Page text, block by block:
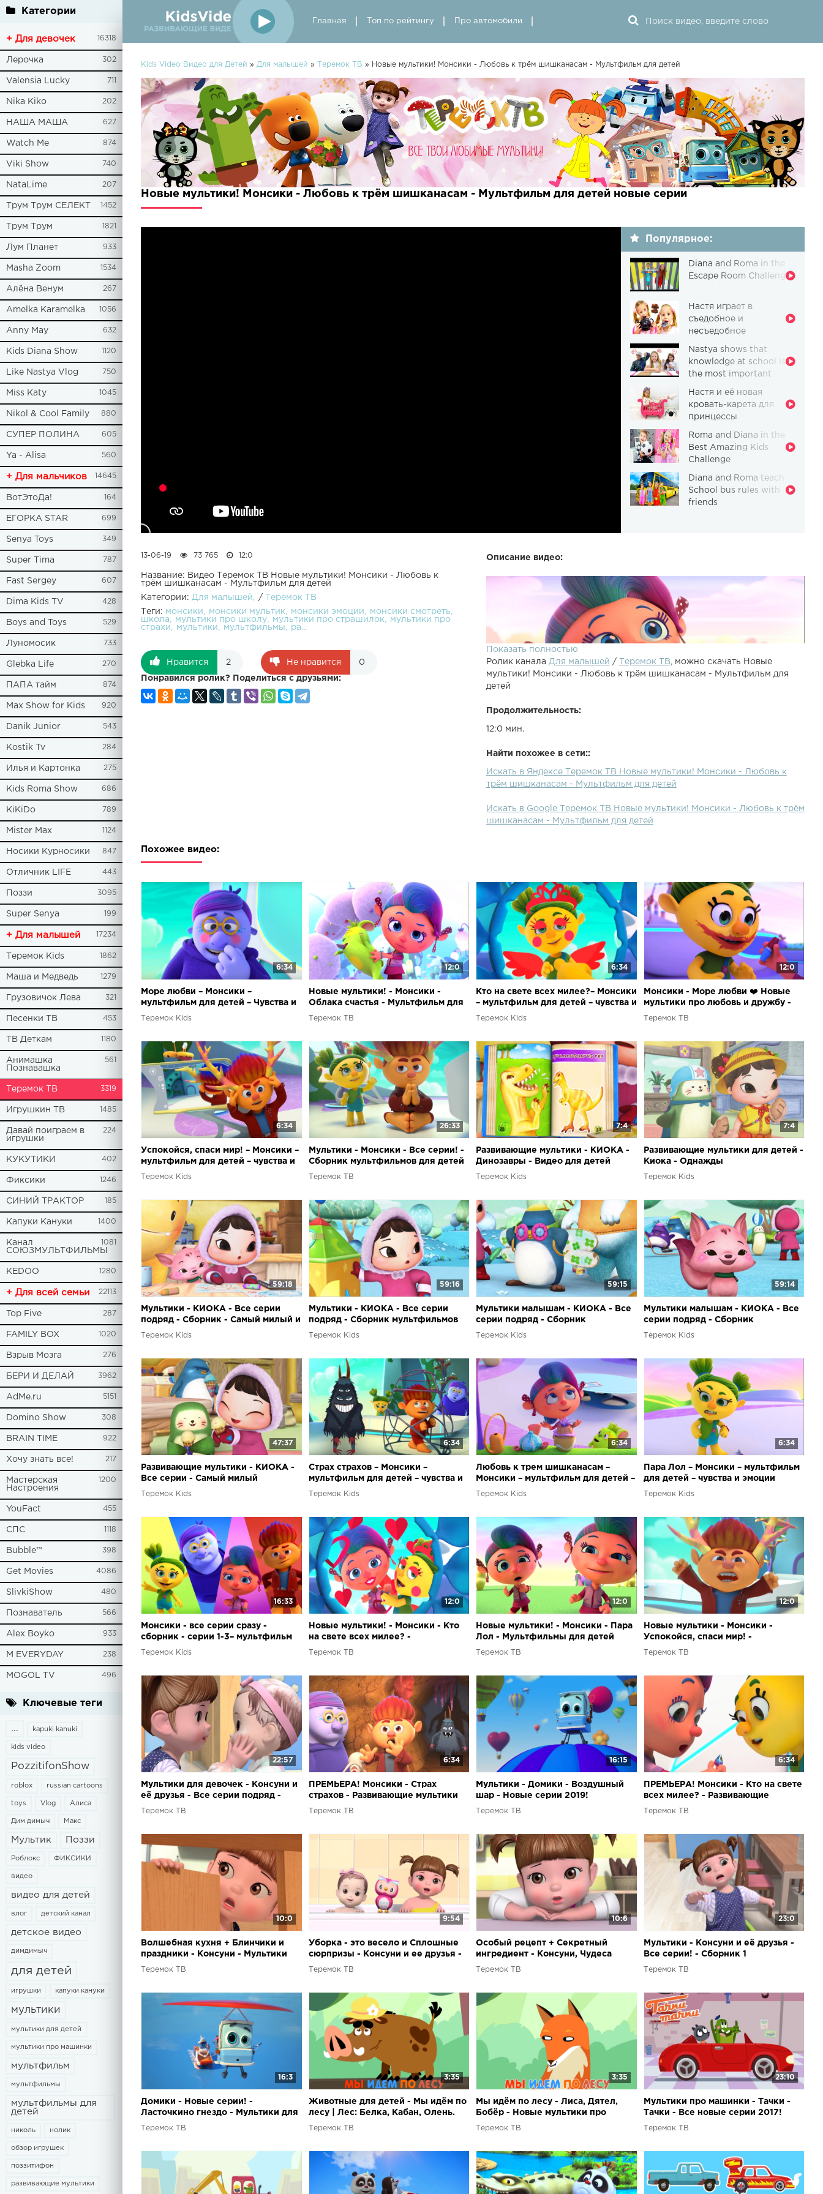
Категории
+ Для девочек 16318
Лерочка 302
Valensia Lucky 711
Nika Kiko 202
НАША МАША 627
Watch Me 874
Viki Show 740
NataLime 207
Трум Трум СЕЛЕКТ 1452
Трум Трум 1821
Лум Планет 933
Masha Zoom 1534
Алёна Венум 267
Amelka Karamelka 1056
Anny May 632
Kids Diana Show 1120
Like Nastya Vlog 750
Miss Katy 1045
Nikol & Cool Family 880
СУПЕР ПОЛИНА 605
Ya - Alisa 560
+ Для мальчиков 14645
ВотЭтоДа! 164
ЕГОРКА STAR 699
Senya Toys 349
Super Tima 787
Fast Sergey 607
Dima Kids TV 428
Boys and Toys 529
Луномосик 733
Glebka Life 270
ПАПА тайм 874
Max Show for Kids 920
Danik Junior 543
Kostik Tv 284
Илья и Картонка 275
Kids Roma Show 686
KiKiDo 789
Mister Max 1124
Носики Курносики 847
Отличник LIFE 443
Поззи 3095
Super Senya 199
+ Для малышей 17234
Теремок Kids 1862
Маша и Медведь 1279
Грузовичок Лева 321
Песенки ТВ 453
ТВ Деткам 1180
Анимашка
Познавашка
561
Теремок ТВ 3319
Игрушкин ТВ 1485
Давай поиграем в
игрушки
224
КУКУТИКИ 402
Фиксики 1246
СИНИЙ ТРАКТОР 185
Капуки Кануки 1400
Канал
СОЮЗМУЛЬТФИЛЬМЫ
1081
KEDOO 1280
+ Для всей семьи 22113
Top Five 287
FAMILY BOX 1020
Взрыв Мозга 276
БЕРИ И ДЕЛАЙ 3962
AdMe.ru 5151
Domino Show 308
BRAIN TIME 922
Хочу знать все! 217
Мастерская
Настроения
1200
YouFact 455
СПС 1118
Bubble™ 398
Get Movies 4086
SlivkiShow 480
Познаватель 566
Alex Boyko 933
M EVERYDAY 238
MOGOL TV 496
Ключевые теги
... kapuki kanuki
kids video
PozzitifonShow
roblox russian cartoons
toys Vlog Алиса
Дим димыч Макс
Мультик Поззи
Роблокс ФИКСИКИ
видео
видео для детей
влог детский канал
детское видео
димдимыч
для детей
игрушки капуки кануки
мультики
мультики для детей
мультики про машинки
мультфильм
мультфильмы
мультфильмы для
детей
николь нолик
обзор игрушек
поззитифон
развивающие мультики
Главная Топ по рейтингу Про автомобили
Kids Video Видео для Детей » Для малышей » Теремок ТВ » Новые мультики! Монсики - Любовь к трём шишканасам - Мультфильм для детей
Новые мультики! Монсики - Любовь к трём шишканасам - Мультфильм для детей новые серии
Популярное:
Diana and Roma in the
Escape Room Challenge
Настя играет в
съедобное и
несъедобное
Nastya shows that
knowledge at school is
the most important
Настя и её новая
кровать-карета для
принцессы
Roma and Diana in the
Best Amazing Kids
Challenge
Diana and Roma teach
School bus rules with
friends
Описание видео:
Представляем новый мультфильм для детей ! Это развивающий о
приключениях необычных существ, живущих в Монсиленде.
этой серии монсики выращивают особый фрукт - шишканас. Монсики
учатся в "особой школе" - они учатся управлять своими эмоциями.
НА КОЛОКОЛЬЧИК ????, чтобы не пропустить ни одной серии
любимых мультфильмов! Теремок ТВ – это только хорошие, добрые,
развивающие и веселые мультфильмы для детей любого возраста,
которые можно смотреть ! Присоединяйтесь к нашей большой и
дружной семье!
Показать полностью
Ролик канала Для малышей / Теремок ТВ, можно скачать Новые
мультики! Монсики - Любовь к трём шишканасам - Мультфильм для
детей
Продолжительность:
12:0 мин.
Найти похожее в сети::
Искать в Яндексе Теремок ТВ Новые мультики! Монсики - Любовь к
трём шишканасам - Мультфильм для детей
Искать в Google Теремок ТВ Новые мультики! Монсики - Любовь к трём
шишканасам - Мультфильм для детей
13-06-19 73 765 12:0
Название: Видео Теремок ТВ Новые мультики! Монсики - Любовь к
трём шишканасам - Мультфильм для детей
Категории: Для малышей /
Теремок ТВ
Теги: монсики монсики мультик монсики эмоции
монсики смотреть
школа
мультики про школу мультики про страшилок
мультики про
страхи
мультики мультфильмы ра...
Нравится 2 Не нравится 0
Понравился ролик? Поделиться с друзьями:
Похожее видео:
6:34
Море любви – Монсики –
мультфильм для детей – Чувства и
эмоции
Теремок Kids
12:0
Новые мультики! - Монсики -
Облака счастья - Мультфильм для
детей
Теремок ТВ
6:34
Кто на свете всех милее?– Монсики
– мультфильм для детей – чувства и
эмоции
Теремок Kids
12:0
Монсики - Море любви ❤️ Новые
мультики про любовь и дружбу -
Для детей
Теремок ТВ
6:34
Успокойся, спаси мир! – Монсики –
мультфильм для детей – чувства и
эмоции
Теремок Kids
26:33
Мультики - Монсики - Все серии! -
Сборник мультфильмов для детей
Теремок ТВ
7:4
Развивающие мультики - КИОКА -
Динозавры - Видео для детей
Теремок Kids
7:4
Развивающие мультики для детей -
Киока - Однажды
Теремок Kids
59:18
Мультики - КИОКА - Все серии
подряд - Сборник - Самый милый и
добрый обучающий мультфильм
Теремок Kids
59:16
Мультики - КИОКА - Все серии
подряд - Сборник мультфильмов
для детей
Теремок Kids
59:15
Мультики малышам - КИОКА - Все
серии подряд - Сборник
мультфильмов для детей
Теремок Kids
59:14
Мультики малышам - КИОКА - Все
серии подряд - Сборник
мультфильмов для детей
Теремок Kids
47:37
Развивающие мультики - КИОКА -
Все серии - Самый милый
мультфильм для детей от 3 лет
Теремок Kids
6:34
Страх страхов – Монсики –
мультфильм для детей – чувства и
эмоции
Теремок Kids
6:34
Любовь к трем шишканасам –
Монсики – мультфильм для детей –
чувства и эмоции
Теремок Kids
6:34
Пара Лол – Монсики – мультфильм
для детей – чувства и эмоции
Теремок Kids
16:33
Монсики - все серии сразу -
сборник - серии 1-3– мультфильм
для детей – чувства и эмоции
Теремок Kids
12:0
Новые мультики! - Монсики - Кто
на свете всех милее? -
Развивающие мультфильмы -
Теремок ТВ
12:0
Новые мультики! - Монсики - Пара
Лол - Мультфильмы для детей
Теремок ТВ
12:0
Новые мультики - Монсики -
Успокойся, спаси мир! -
Развивающие мультфильмы для
Теремок ТВ
22:57
Мультики для девочек - Консуни и
её друзья - Все серии подряд -
Сборник 2
Теремок ТВ
6:34
ПРЕМЬЕРА! Монсики - Страх
страхов - Развивающие мультики
для детей
Теремок ТВ
16:15
Мультики - Домики - Воздушный
шар - Новые серии 2019!
Теремок ТВ
6:34
ПРЕМЬЕРА! Монсики - Кто на свете
всех милее? - Развивающие
мультики для детей
Теремок ТВ
10:0
Волшебная кухня + Блинчики и
праздники - Консуни - Мультики
для девочек
Теремок ТВ
9:54
Уборка - это весело и Сплошные
сюрпризы - Консуни и ее друзья -
Мультики
Теремок ТВ
10:6
Особый рецепт + Секретный
ингредиент - Консуни, Чудеса
каждый день - Мультики для
Теремок ТВ
23:0
Мультики - Консуни и её друзья -
Все серии! - Сборник 1
Теремок ТВ
16:3
Домики - Новые серии! -
Ласточкино гнездо - Мультики для
детей
Теремок ТВ
3:35
Животные для детей - Мы идём по
лесу | Лес: Белка, Кабан, Олень.
Мультики 2017
Теремок ТВ
3:35
Мы идём по лесу - Лиса, Дятел,
Бобёр - Новые мультики про
животных для детей
Теремок ТВ
23:10
Мультики про машинки - Тачки -
Тачки - Все новые серии 2017!
Сборник для детей
Теремок ТВ